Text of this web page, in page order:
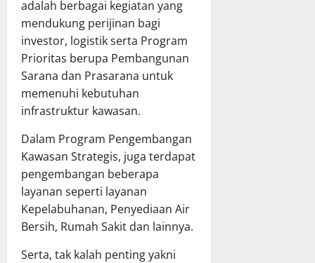
adalah berbagai kegiatan yang
mendukung perijinan bagi
investor, logistik serta Program
Prioritas berupa Pembangunan
Sarana dan Prasarana untuk
memenuhi kebutuhan
infrastruktur kawasan.
Dalam Program Pengembangan
Kawasan Strategis, juga terdapat
pengembangan beberapa
layanan seperti layanan
Kepelabuhanan, Penyediaan Air
Bersih, Rumah Sakit dan lainnya.
Serta, tak kalah penting yakni